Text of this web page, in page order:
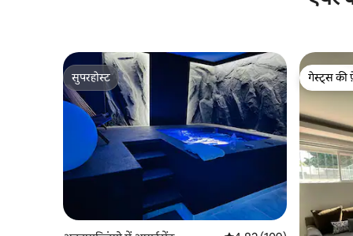
सुपरहोस्ट
सुपरहोस्ट
गेस्ट्स की
गेस्ट्स की